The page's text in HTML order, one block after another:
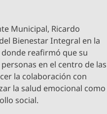
Municipal, Ricardo
Bienestar Integral en la
donde reafirmó que su
en el centro de las
la colaboración con
la salud emocional como
social.